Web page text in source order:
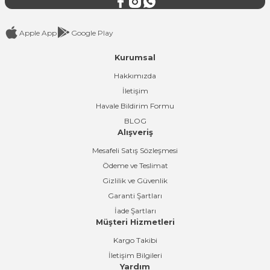
Apple App Google Play
Kurumsal
Hakkımızda
İletişim
Havale Bildirim Formu
BLOG
Alışveriş
Mesafeli Satış Sözleşmesi
Ödeme ve Teslimat
Gizlilik ve Güvenlik
Garanti Şartları
İade Şartları
Müşteri Hizmetleri
Kargo Takibi
İletişim Bilgileri
Yardım